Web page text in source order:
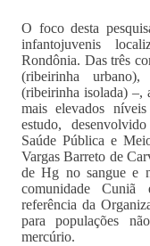
O foco desta
infantojuvenis
Rondônia. Das três
(ribeirinha
(ribeirinha isolada) –,
mais elevados
estudo,
Saúde Pública e
Vargas Barreto de
de Hg no sangue e
comunidade
referência da
para populações
mercúrio.